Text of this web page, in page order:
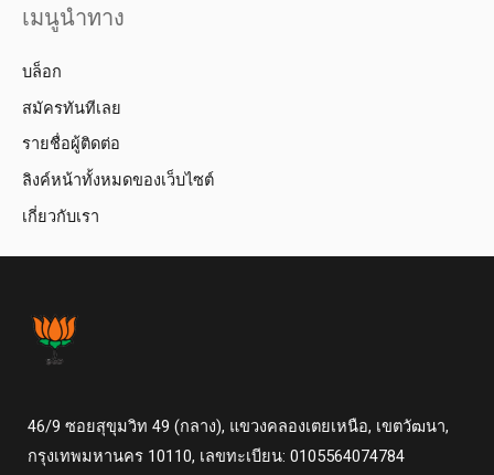
เมนูนำทาง
บล็อก
สมัครทันทีเลย
รายชื่อผู้ติดต่อ
ลิงค์หน้าทั้งหมดของเว็บไซต์
เกี่ยวกับเรา
46/9 ซอยสุขุมวิท 49 (กลาง), แขวงคลองเตยเหนือ, เขตวัฒนา,
กรุงเทพมหานคร 10110, เลขทะเบียน: 0105564074784